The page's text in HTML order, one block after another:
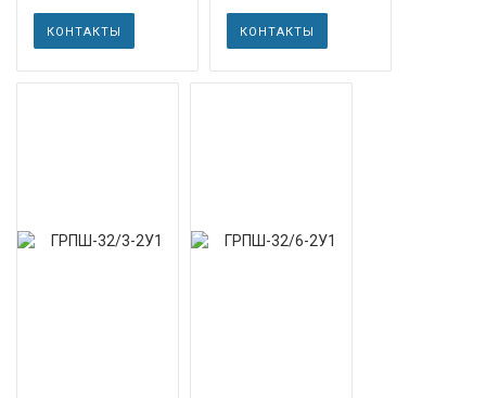
КОНТАКТЫ КОНТАКТЫ